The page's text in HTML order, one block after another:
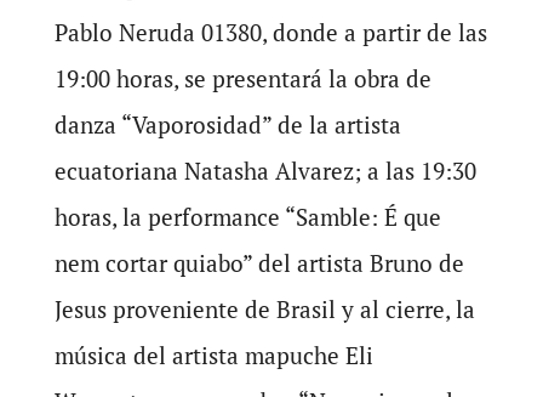
Pablo Neruda 01380, donde a partir de las
19:00 horas, se presentará la obra de
danza “Vaporosidad” de la artista
ecuatoriana Natasha Alvarez; a las 19:30
horas, la performance “Samble: É que
nem cortar quiabo” del artista Bruno de
Jesus proveniente de Brasil y al cierre, la
música del artista mapuche Eli